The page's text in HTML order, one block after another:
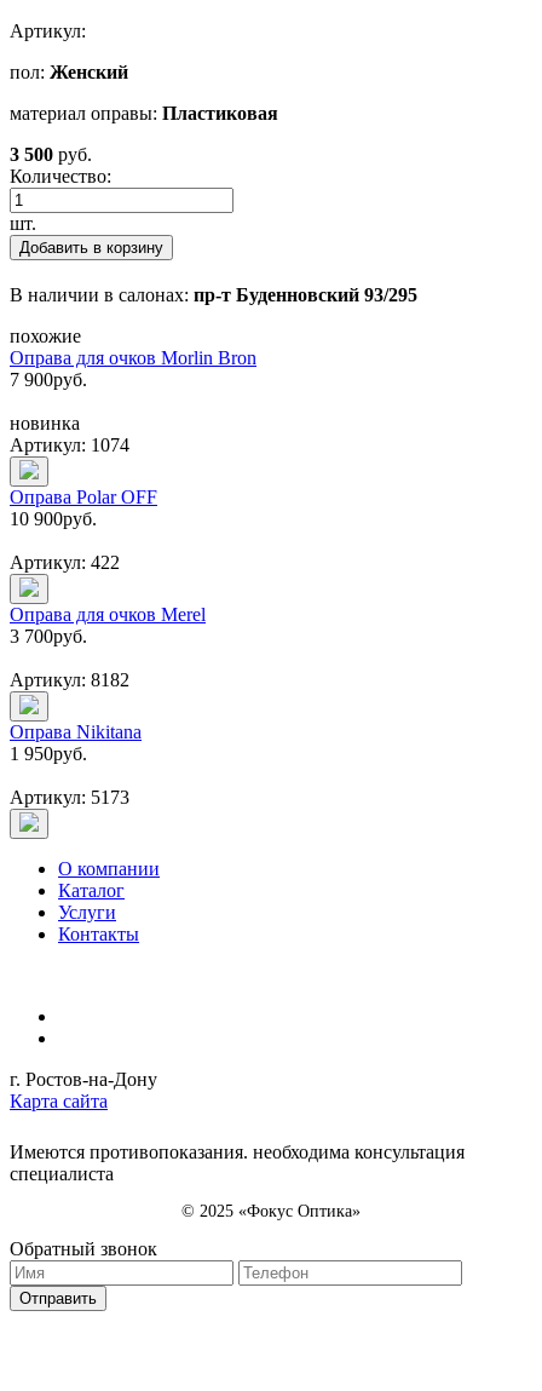
Артикул:
пол: Женский
материал оправы: Пластиковая
3 500 руб.
Количество:
шт.
Добавить в корзину
В наличии в салонах: пр-т Буденновский 93/295
похожие
Оправа для очков Morlin Bron
7 900руб.
новинка
Артикул: 1074
Оправа Polar OFF
10 900руб.
Артикул: 422
Оправа для очков Merel
3 700руб.
Артикул: 8182
Оправа Nikitana
1 950руб.
Артикул: 5173
О компании
Каталог
Услуги
Контакты
г. Ростов-на-Дону
Карта сайта
Имеются противопоказания. необходима консультация
специалиста
© 2025 «Фокус Оптика»
Обратный звонок
Отправить